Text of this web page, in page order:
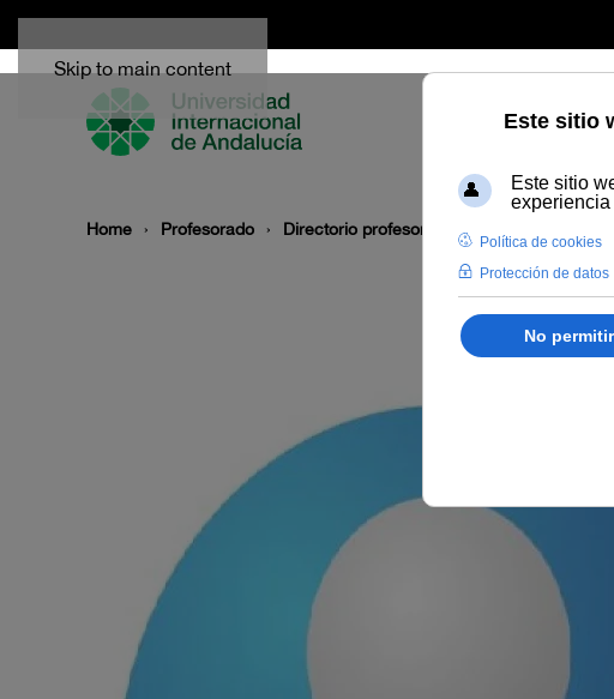
Skip to main content
Home Profesorado Directorio profesor Ana María Ortiz Colón